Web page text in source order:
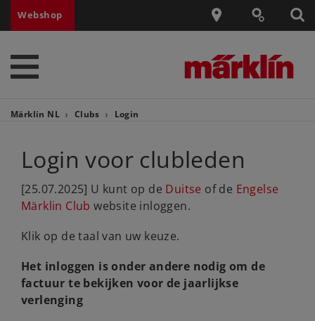
Webshop
Märklin NL Clubs Login
Login voor clubleden
[25.07.2025] U kunt op de Duitse of de Engelse
Märklin Club website inloggen.
Klik op de taal van uw keuze.
Het inloggen is onder andere nodig om de
factuur te bekijken voor de jaarlijkse
verlenging